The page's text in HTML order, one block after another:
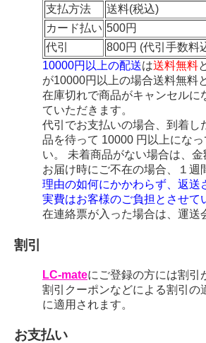
支払方法
送料(税込)
カード払い 500円
代引
800円 (代引手数料
10000円以上の配送は送料無料
が10000円以上の場合送料無
在庫切れで商品がキャンセル
ていただきます。
代引でお支払いの場合、到着し
品を待って 10000 円以上にな
い。 未着商品がない場合は、
お届け時にご不在の場合、１
理由の如何にかかわらず、返
実費はお客様のご負担とさせて
在連絡票が入った場合は、運送
割引
LC-mateにご登録の方には割引
割引クーポンなどによる割引の
に適用されます。
お支払い